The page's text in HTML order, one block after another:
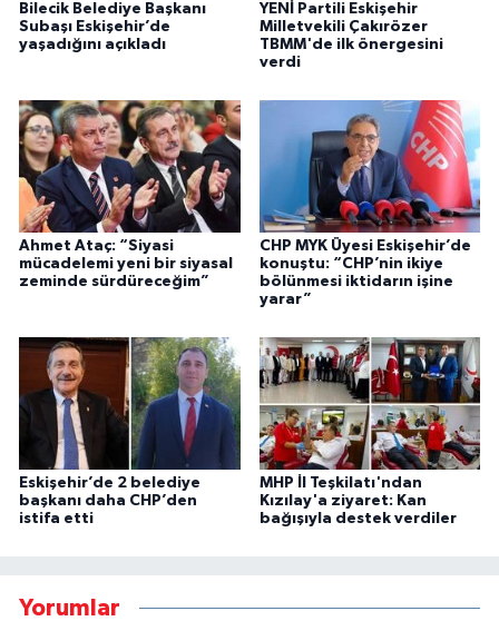
Bilecik Belediye Başkanı
Subaşı Eskişehir’de
yaşadığını açıkladı
YENİ Partili Eskişehir
Milletvekili Çakırözer
TBMM'de ilk önergesini
verdi
Ahmet Ataç: “Siyasi
mücadelemi yeni bir siyasal
zeminde sürdüreceğim”
CHP MYK Üyesi Eskişehir’de
konuştu: “CHP’nin ikiye
bölünmesi iktidarın işine
yarar”
Eskişehir’de 2 belediye
başkanı daha CHP’den
istifa etti
MHP İl Teşkilatı'ndan
Kızılay'a ziyaret: Kan
bağışıyla destek verdiler
Yorumlar